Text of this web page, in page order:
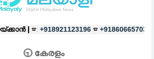
☎ +918606657037 പരസ്യങ്ങൾക്ക്
🕤 കേരളം